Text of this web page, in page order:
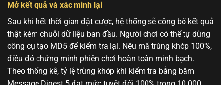
Mở kết quả và xác minh lại
Sau khi hết thời gian đặt cược, hệ thống sẽ công bố kết quả
thật kèm chuỗi dữ liệu ban đầu. Người chơi có thể tự dùng
công cụ tạo MD5 để kiểm tra lại. Nếu mã trùng khớp 100%,
điều đó chứng minh phiên chơi hoàn toàn minh bạch.
Theo thống kê, tỷ lệ trùng khớp khi kiểm tra bằng băm